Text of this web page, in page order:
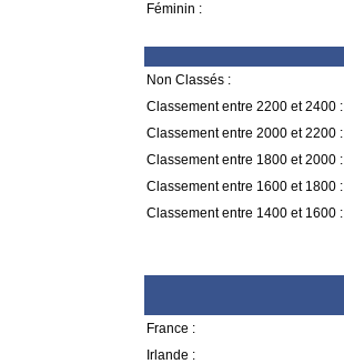
Féminin :
Non Classés :
Classement entre 2200 et 2400 :
Classement entre 2000 et 2200 :
Classement entre 1800 et 2000 :
Classement entre 1600 et 1800 :
Classement entre 1400 et 1600 :
France :
Irlande :